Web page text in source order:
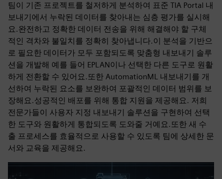
팀이 기존 프로젝트를 철저하게 분석하여 표준 TIA Portal 내
보내기에서 누락된 데이터를 찾아내는 심층 평가를 실시해
요.완전하고 정확한 데이터 전송을 위해 해결해야 할 구체
적인 격차와 불일치를 정확히 찾아냅니다.이 분석을 기반으
로 필요한 데이터가 모두 포함되도록 맞춤형 내보내기 솔루
션을 개발해 예를 들어 EPLAN이나 선택한 다른 도구로 원활
하게 전환할 수 있어요.또한 AutomationML 내보내기를 개
선하여 누락된 요소를 보완하여 포괄적인 데이터 범위를 보
장해요.성공적인 배포를 위해 통합 지원을 제공해요. 저희
전문가들이 사용자 지정 내보내기 솔루션을 구현하여 선택
한 도구와 원활하게 통합되도록 도와줄 거예요.또한 새 수
출 프로세스를 효율적으로 사용할 수 있도록 팀에 상세한 문
서와 교육을 제공해요.